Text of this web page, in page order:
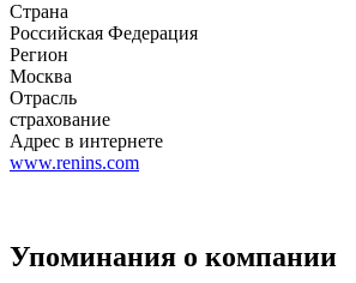
Страна
Российская Федерация
Регион
Москва
Отрасль
страхование
Адрес в интернете
www.renins.com
Упоминания о компании